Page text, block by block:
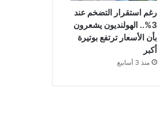
رغم استقرار التضخم عند
3%.. الهولنديون يشعرون
بأن الأسعار ترتفع بوتيرة
أكبر
منذ 3 أسابيع